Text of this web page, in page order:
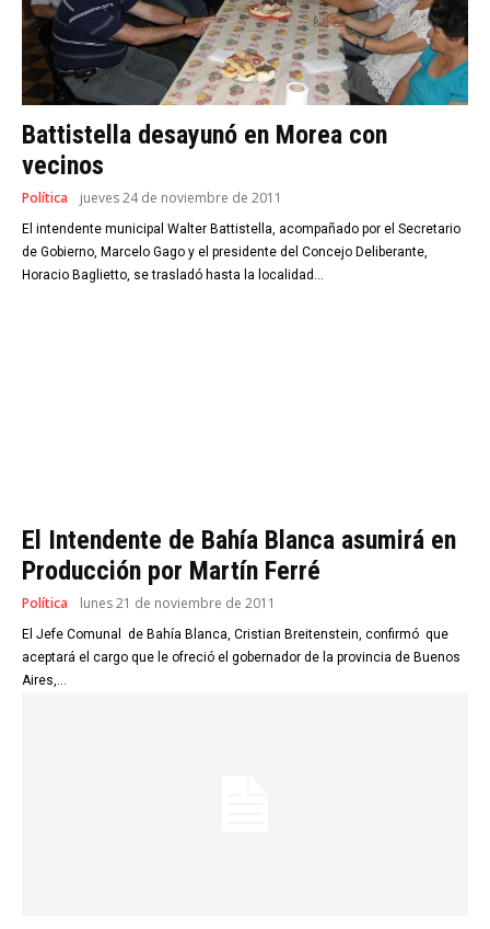
Battistella desayunó en Morea con
vecinos
Política jueves 24 de noviembre de 2011
El intendente municipal Walter Battistella, acompañado por el Secretario
de Gobierno, Marcelo Gago y el presidente del Concejo Deliberante,
Horacio Baglietto, se trasladó hasta la localidad...
El Intendente de Bahía Blanca asumirá en
Producción por Martín Ferré
Política lunes 21 de noviembre de 2011
El Jefe Comunal de Bahía Blanca, Cristian Breitenstein, confirmó que
aceptará el cargo que le ofreció el gobernador de la provincia de Buenos
Aires,...